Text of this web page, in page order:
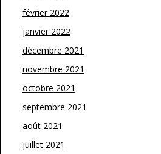
février 2022
janvier 2022
décembre 2021
novembre 2021
octobre 2021
septembre 2021
août 2021
juillet 2021